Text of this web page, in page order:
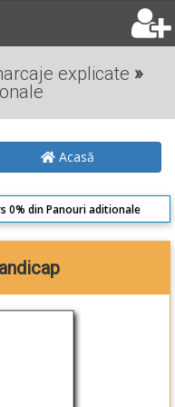
explicate »
Acasă
0% din Panouri aditionale